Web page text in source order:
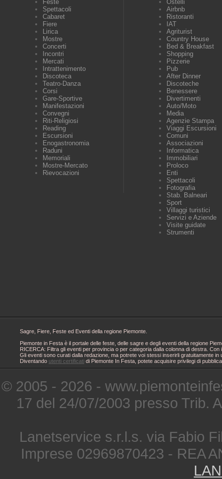
Feste
Spettacoli
Cabaret
Fiere
Lirica
Mostre
Concerti
Incontri
Mercati
Intrattenimento
Discoteca
Teatro-Danza
Corsi
Gare-Sportive
Manifestazioni
Convegni
Riti-Religiosi
Reading
Escursioni
Enogastronomia
Raduni
Memoriali
Mostre-Mercato
Rievocazioni
Ostelli
Airbnb
Ristoranti
IAT
Agriturist
Country House
Bed & Breakfast
Shopping
Pizzerie
Pub
After Dinner
Discoteche
Benessere
Divertimenti
Auto/Moto
Media
Agenzie Stampa
Viaggi Escursioni
Comuni
Associazioni
Informatica
Immobiliari
Proloco
Enti
Spettacoli
Fotografia
Stab. Balneari
Sport
Villaggi turistici
Servizi e Aziende
Visite guidate
Strumenti
Sagre, Fiere, Feste ed Eventi della regione Piemonte.
Piemonte in Festa è il portale delle feste, delle sagre e degli eventi della regione
RICERCA: Filtra gli eventi per provincia o per categoria dalla colonna di destra.
Gli eventi sono curati dalla redazione, ma potrete voi stessi inserirli gratuitamente
Diventando utenti certificati di Piemonte In Festa, potete acquisire privilegi di
© 2005 - 2026 -
17 del 24/07/2003 presso Trib.
Lanetservice s.r.l.s. via Fabio
Imprese 02969870423 - REA